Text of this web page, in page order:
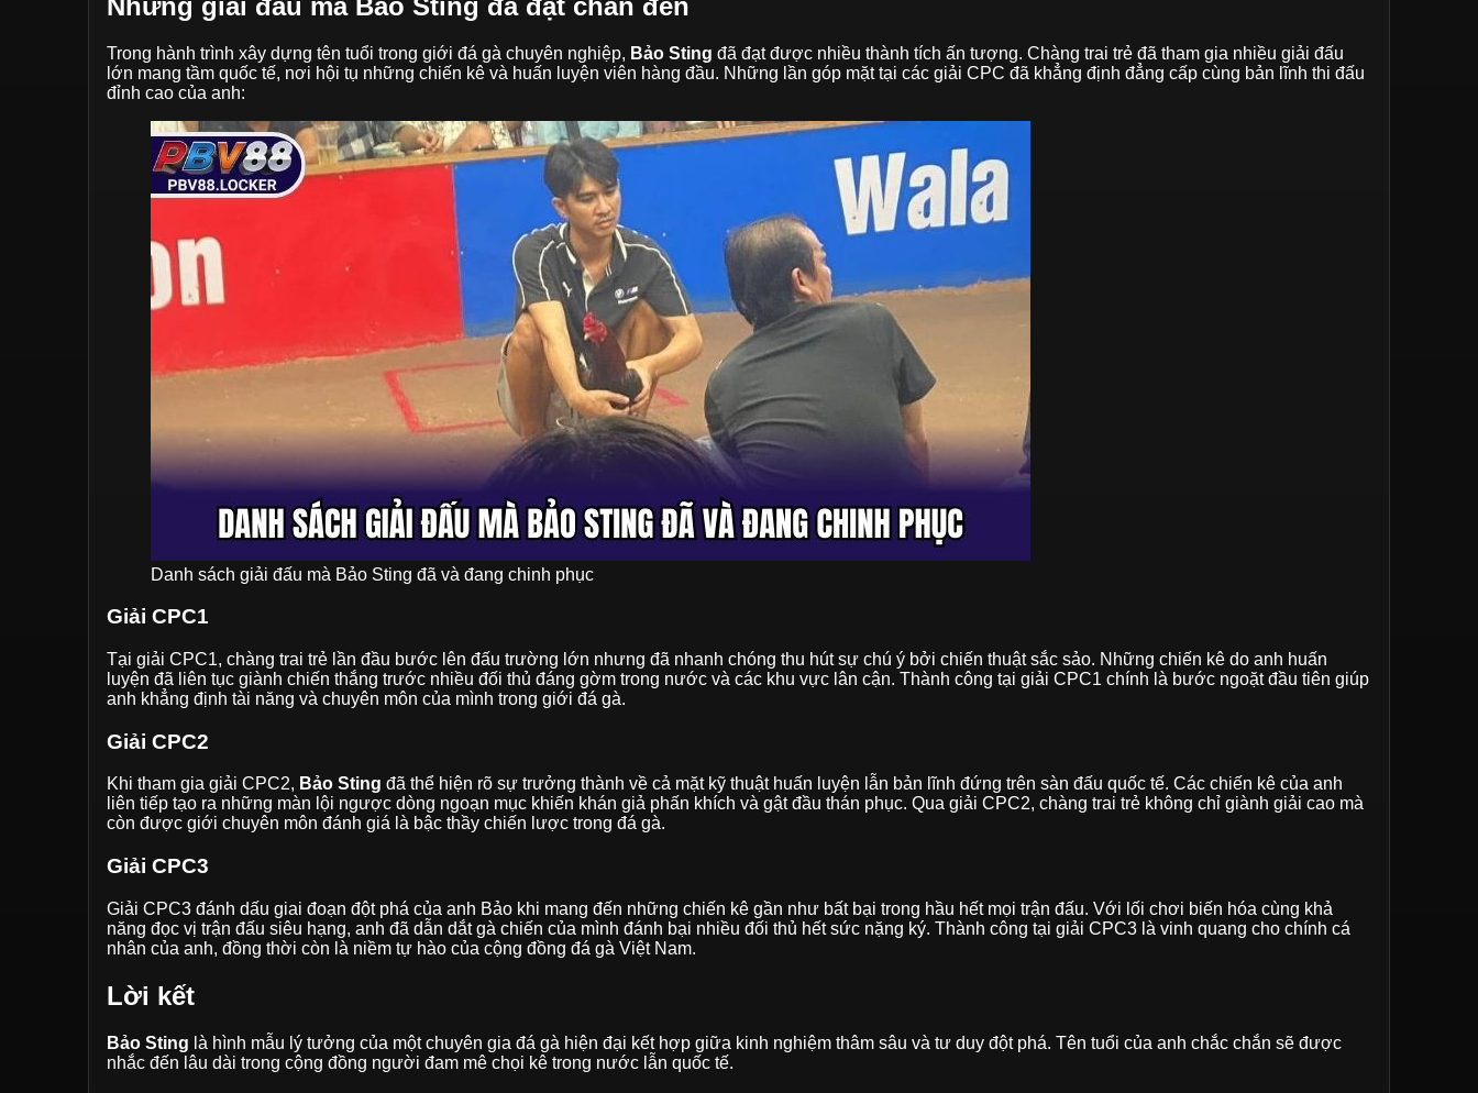
Trong hành trình xây dựng tên tuổi trong giới đá gà chuyên nghiệp, Bảo Sting đã đạt được nhiều thành tích ấn tượng. Chàng trai trẻ đã tham gia nhiều giải đấu
lớn mang tầm quốc tế, nơi hội tụ những chiến kê và huấn luyện viên hàng đầu. Những lần góp mặt tại các giải CPC đã khẳng định đẳng cấp cùng bản lĩnh thi đấu
đỉnh cao của anh:
Danh sách giải đấu mà Bảo Sting đã và đang chinh phục
Giải CPC1
Tại giải CPC1, chàng trai trẻ lần đầu bước lên đấu trường lớn nhưng đã nhanh chóng thu hút sự chú ý bởi chiến thuật sắc sảo. Những chiến kê do anh huấn
luyện đã liên tục giành chiến thắng trước nhiều đối thủ đáng gờm trong nước và các khu vực lân cận. Thành công tại giải CPC1 chính là bước ngoặt đầu tiên giúp
anh khẳng định tài năng và chuyên môn của mình trong giới đá gà.
Giải CPC2
Khi tham gia giải CPC2, Bảo Sting đã thể hiện rõ sự trưởng thành về cả mặt kỹ thuật huấn luyện lẫn bản lĩnh đứng trên sàn đấu quốc tế. Các chiến kê của anh
liên tiếp tạo ra những màn lội ngược dòng ngoạn mục khiến khán giả phấn khích và gật đầu thán phục. Qua giải CPC2, chàng trai trẻ không chỉ giành giải cao mà
còn được giới chuyên môn đánh giá là bậc thầy chiến lược trong đá gà.
Giải CPC3
Giải CPC3 đánh dấu giai đoạn đột phá của anh Bảo khi mang đến những chiến kê gần như bất bại trong hầu hết mọi trận đấu. Với lối chơi biến hóa cùng khả
năng đọc vị trận đấu siêu hạng, anh đã dẫn dắt gà chiến của mình đánh bại nhiều đối thủ hết sức nặng ký. Thành công tại giải CPC3 là vinh quang cho chính cá
nhân của anh, đồng thời còn là niềm tự hào của cộng đồng đá gà Việt Nam.
Lời kết
Bảo Sting là hình mẫu lý tưởng của một chuyên gia đá gà hiện đại kết hợp giữa kinh nghiệm thâm sâu và tư duy đột phá. Tên tuổi của anh chắc chắn sẽ được
nhắc đến lâu dài trong cộng đồng người đam mê chọi kê trong nước lẫn quốc tế.